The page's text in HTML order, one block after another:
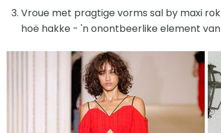
Vroue met pragtige vorms sal by maxi
hoë hakke - 'n onontbeerlike element